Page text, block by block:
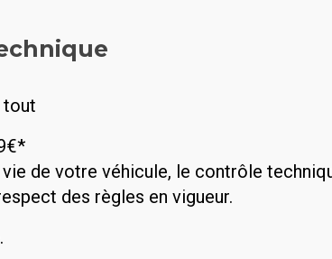
tout
de votre véhicule, le contrôle
des règles en vigueur.